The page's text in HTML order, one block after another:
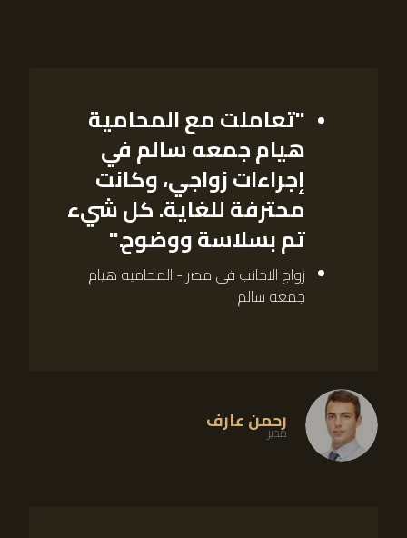
"تعاملت مع المحامية
هيام جمعه سالم في
إجراءات زواجي، وكانت
محترفة للغاية. كل شيء
تم بسلاسة ووضوح."
زواج الاجانب فى مصر - المحاميه هيام
جمعه سالم
رحمن عارف
مدیر